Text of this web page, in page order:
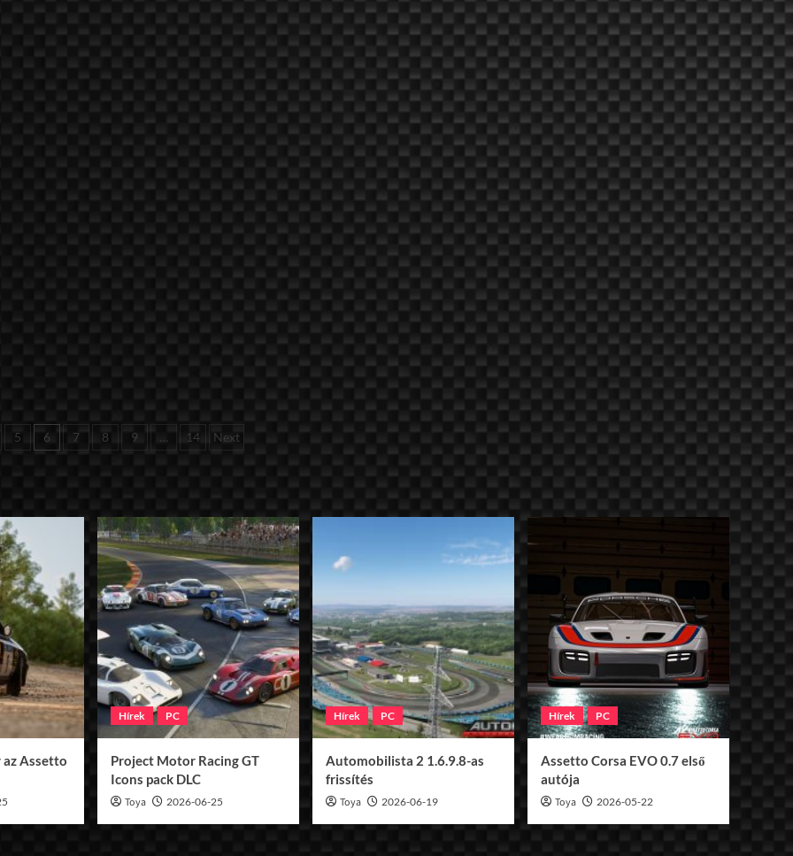
5 6 7 8 9 … 14 Next
az Assetto
Hírek PC
Project Motor Racing GT
Icons pack DLC
Toya 2026-06-25
Hírek PC
Automobilista 2 1.6.9.8-as
frissítés
Toya 2026-06-19
Hírek PC
Assetto Corsa EVO 0.7 első
autója
Toya 2026-05-22